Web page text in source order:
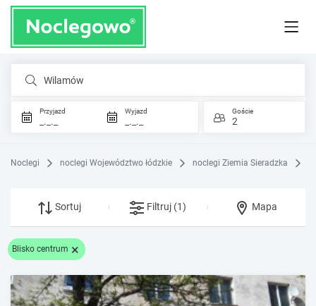
Wilamów
Przyjazd
_._._
Wyjazd
_._._
Goście
2
Noclegi noclegi Województwo łódzkie noclegi Ziemia Sieradzka
Sortuj Filtruj (1) Mapa
Blisko centrum ×